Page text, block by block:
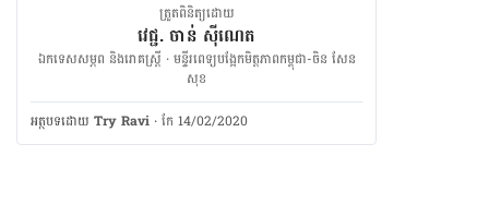
ត្រួតពិនិត្យដោយ
វេជ្ជ. ចាន់ ស៊ីណេត
ឯកទេសសម្ភព និងរោគស្ត្រី · ម​ន្ទីរពេទ្យបង្អែកមិត្តភាពកម្ពុជា-ចិន សែន
សុខ
អត្ថបទ​ដោយ Try Ravi ·កែ 14/02/2020